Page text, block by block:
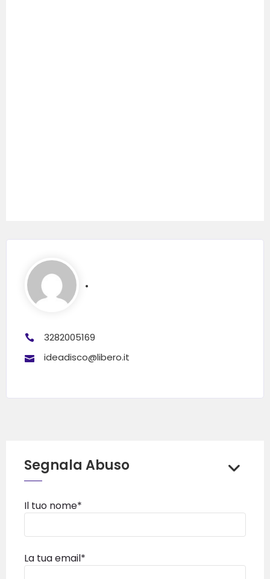
.
3282005169
ideadisco@libero.it
Segnala Abuso
Il tuo nome*
La tua email*